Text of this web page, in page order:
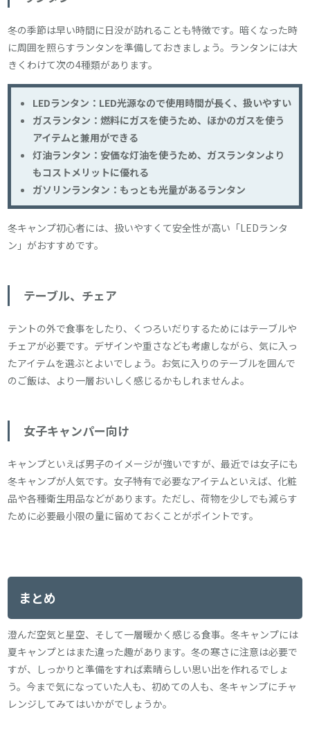
冬の季節は早い時間に日没が訪れることも特徴です。暗くなった時
に周囲を照らすランタンを準備しておきましょう。ランタンには大
きくわけて次の4種類があります。
LEDランタン：LED光源なので使用時間が長く、扱いやすい
ガスランタン：燃料にガスを使うため、ほかのガスを使う
アイテムと兼用ができる
灯油ランタン：安価な灯油を使うため、ガスランタンより
もコストメリットに優れる
ガソリンランタン：もっとも光量があるランタン
冬キャンプ初心者には、扱いやすくて安全性が高い「LEDランタ
ン」がおすすめです。
テーブル、チェア
テントの外で食事をしたり、くつろいだりするためにはテーブルや
チェアが必要です。デザインや重さなども考慮しながら、気に入っ
たアイテムを選ぶとよいでしょう。お気に入りのテーブルを囲んで
のご飯は、より一層おいしく感じるかもしれませんよ。
女子キャンパー向け
キャンプといえば男子のイメージが強いですが、最近では女子にも
冬キャンプが人気です。女子特有で必要なアイテムといえば、化粧
品や各種衛生用品などがあります。ただし、荷物を少しでも減らす
ために必要最小限の量に留めておくことがポイントです。
まとめ
澄んだ空気と星空、そして一層暖かく感じる食事。冬キャンプには
夏キャンプとはまた違った趣があります。冬の寒さに注意は必要で
すが、しっかりと準備をすれば素晴らしい思い出を作れるでしょ
う。今まで気になっていた人も、初めての人も、冬キャンプにチャ
レンジしてみてはいかがでしょうか。